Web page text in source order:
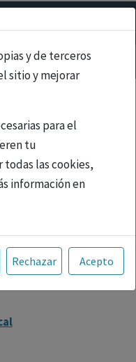
y de terceros
sitio y mejorar
para el
tu
las cookies,
información en
Página Web está
español y, por
legalmente
medicamentos
informativo,
Rechazar Acepto